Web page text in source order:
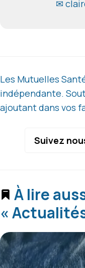
✉
Les Mutuelles
indépendante.
ajoutant dans vos
Suivez
À lire
«